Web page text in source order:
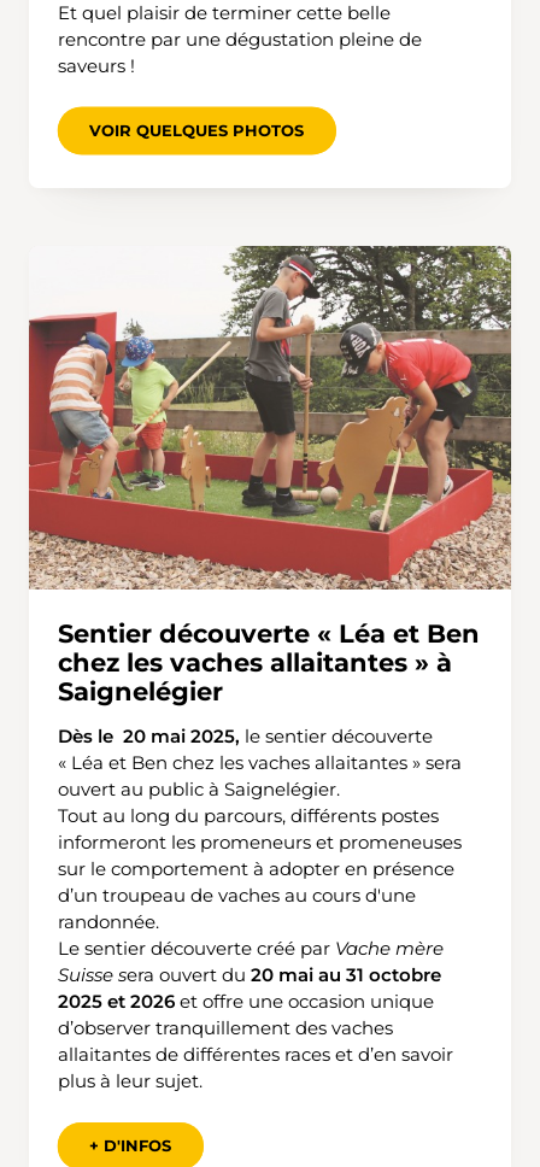
Et quel plaisir de terminer cette belle
rencontre par une dégustation pleine de
saveurs !
VOIR QUELQUES PHOTOS
Sentier découverte « Léa et Ben
chez les vaches allaitantes » à
Saignelégier
Dès le 20 mai 2025, le sentier découverte
« Léa et Ben chez les vaches allaitantes » sera
ouvert au public à Saignelégier.
Tout au long du parcours, différents postes
informeront les promeneurs et promeneuses
sur le comportement à adopter en présence
d’un troupeau de vaches au cours d'une
randonnée.
Le sentier découverte créé par Vache mère
Suisse sera ouvert du 20 mai au 31 octobre
2025 et 2026 et offre une occasion unique
d’observer tranquillement des vaches
allaitantes de différentes races et d’en savoir
plus à leur sujet.
+ D'INFOS